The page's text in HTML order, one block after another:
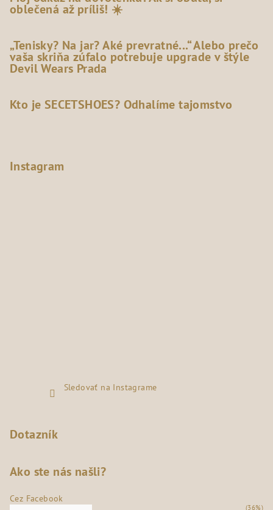
oblečená až príliš! ☀️
„Tenisky? Na jar? Aké prevratné...“ Alebo prečo
vaša skriňa zúfalo potrebuje upgrade v štýle
Devil Wears Prada
Kto je SECETSHOES? Odhalíme tajomstvo
Instagram
Sledovať na Instagrame
Dotazník
Ako ste nás našli?
Cez Facebook
(36%)